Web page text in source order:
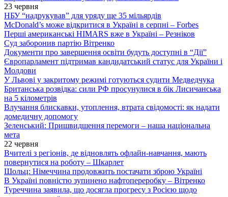
23 червня
НБУ “надрукував” для уряду ще 35 мільярдів
McDonald’s може відкритися в Україні в серпні – Forbes
Перші американські HIMARS вже в Україні – Резніков
Суд заборонив партію Вітренко
Документи про завершення освіти будуть доступні в “Дії”
Європарламент підтримав кандидатський статус для України і
Молдови
У Львові у закритому режимі готуються судити Медведчука
Британська розвідка: сили РФ просунулися в бік Лисичанська
на 5 кілометрів
Влучання блискавки, утоплення, втрата свідомості: як надати
домедичну допомогу
Зеленський: Пришвидшення перемоги – наша національна
мета
22 червня
Вчителі з регіонів, де відновлять офлайн-навчання, мають
повернутися на роботу – Шкарлет
Шольц: Німеччина продовжить постачати зброю Україні
В Україні повністю зупинено нафтопереробку – Вітренко
Туреччина заявила, що досягла прогресу з Росією щодо